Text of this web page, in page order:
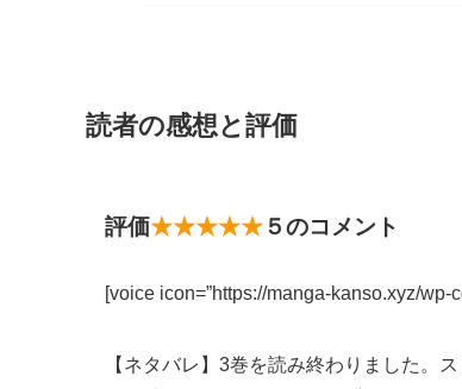
読者の感想と評価
評価★★★★★５のコメント
[voice icon=”https://manga-kanso.xyz/wp-
【ネタバレ】3巻を読み終わりました。